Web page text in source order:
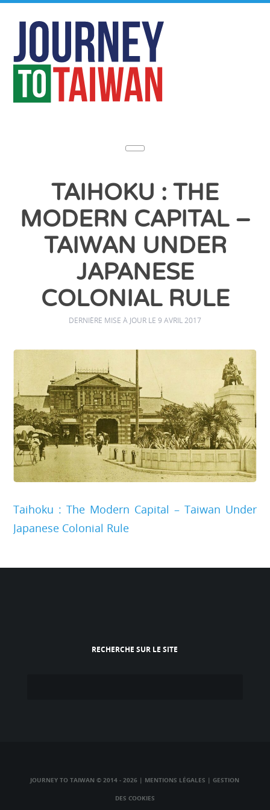
TAIHOKU : THE
MODERN CAPITAL –
TAIWAN UNDER
JAPANESE
COLONIAL RULE
DERNIÈRE MISE À JOUR LE 9 AVRIL 2017
Taihoku : The Modern Capital – Taiwan Under
Japanese Colonial Rule
RECHERCHE SUR LE SITE
JOURNEY TO TAIWAN © 2014 - 2026 | MENTIONS LÉGALES |GESTION
DES COOKIES